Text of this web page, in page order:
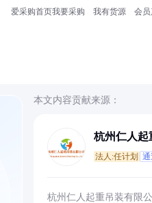
爱采购首页我要采购 我有货源 会员
本文内容贡献来源：
杭州仁人起
法人:任计划
杭州仁人起重吊装有限